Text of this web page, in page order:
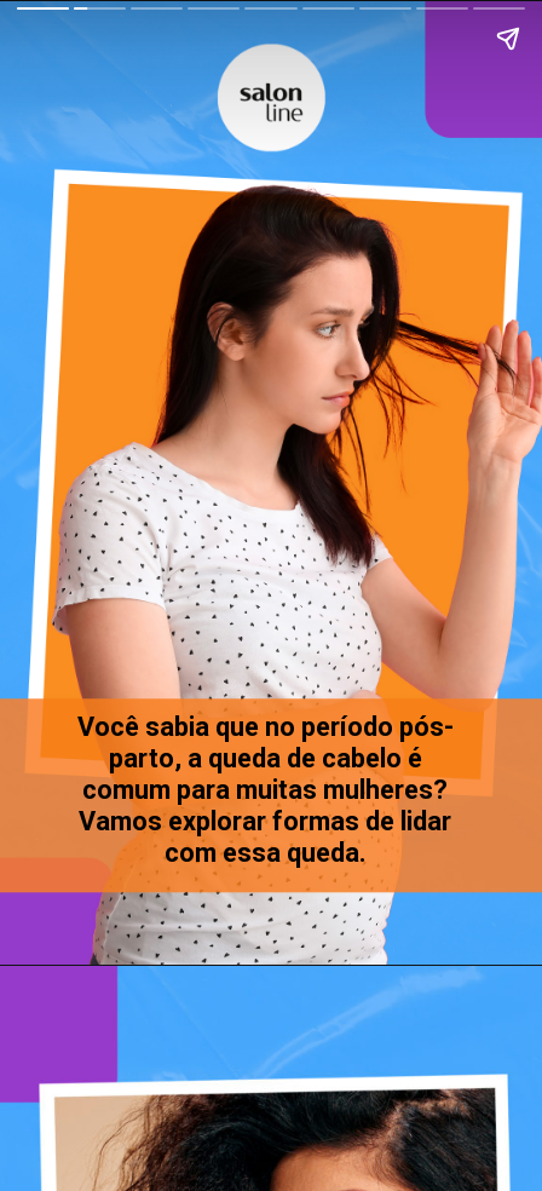
Você sabia que no período pós-
parto, a queda de cabelo é
comum para muitas mulheres?
Vamos explorar formas de lidar
com essa queda.